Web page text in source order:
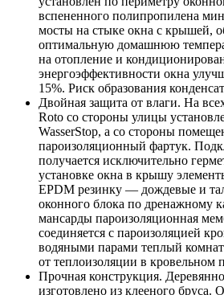
вспененного полипропилена
мосты на стыке окна с крышей,
оптимальную домашнюю
на отопление и
энергоэффективности окна
15%. Риск образования
Двойная защита от влаги. На
Roto со стороны улицы
WasserStop, а со стороны
пароизоляционный фартук.
получается исключительно
установке окна в крышу
EPDM резинку — дождевые и
оконного блока по дренажному
мансарды пароизоляционная
соединяется с пароизоляцией
водяными парами теплый
от теплоизоляции в кровельном
Прочная конструкция.
изготовлено из клееного бруса.